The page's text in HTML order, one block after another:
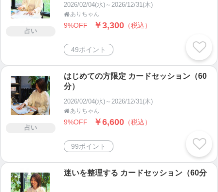
占い
2026/02/04(水)～2026/12/31(木)
ありちゃん
9%OFF ￥3,300 （税込）
49ポイント
占い
はじめての方限定 カードセッション（60
分）
2026/02/04(水)～2026/12/31(木)
ありちゃん
9%OFF ￥6,600 （税込）
99ポイント
迷いを整理する カードセッション（60分